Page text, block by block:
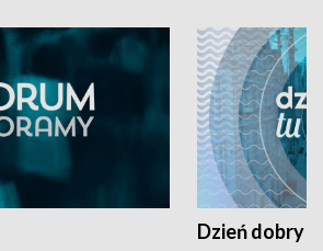
Dzień dobry